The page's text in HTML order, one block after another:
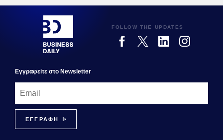
FOLLOW THE UPDATES
Εγγραφεiτε στο Newsletter